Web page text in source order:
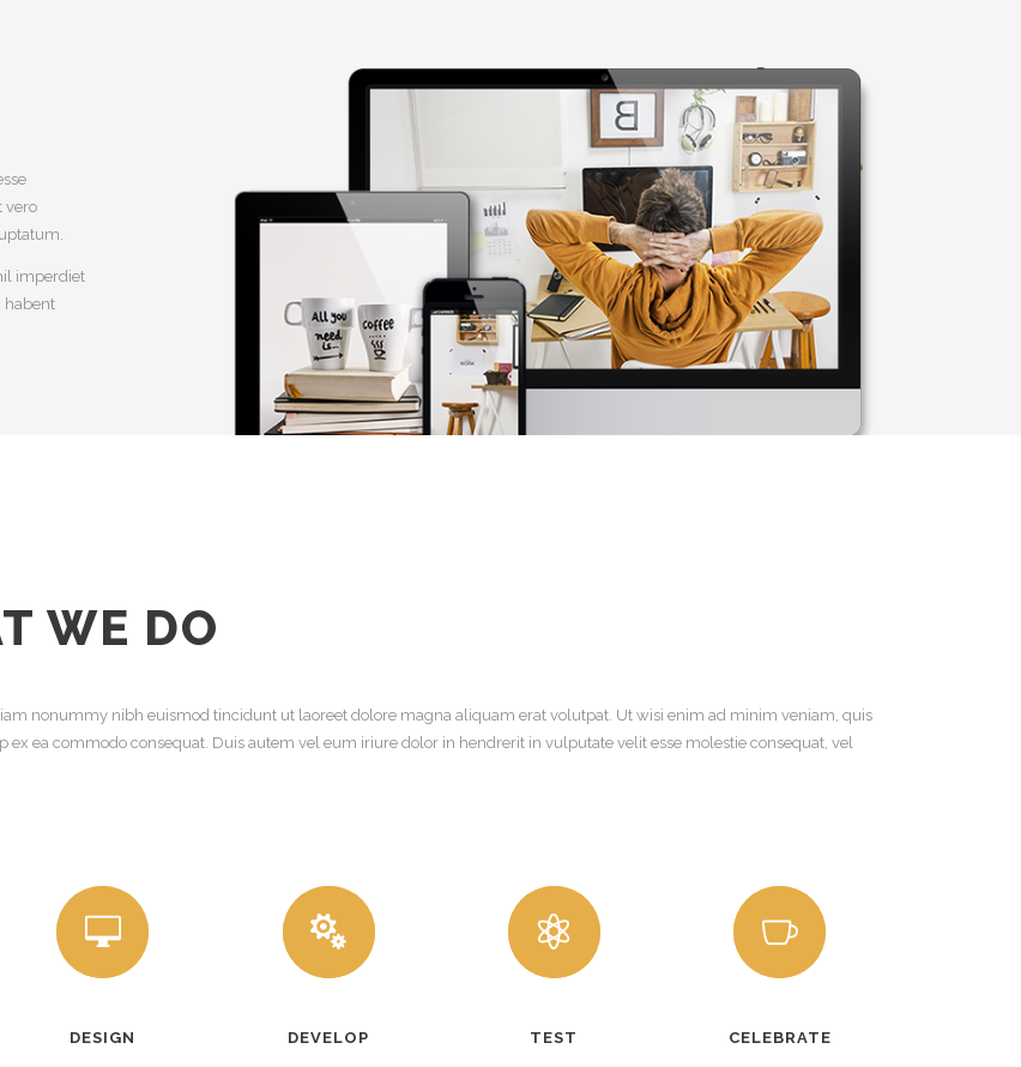
vero
imperdiet
habent
WE DO
nonummy nibh euismod tincidunt ut laoreet dolore magna aliquam erat volutpat. Ut wisi enim ad minim veniam, quis
ea commodo consequat. Duis autem vel eum iriure dolor in hendrerit in vulputate velit esse molestie consequat, vel
DESIGN DEVELOP TEST CELEBRATE